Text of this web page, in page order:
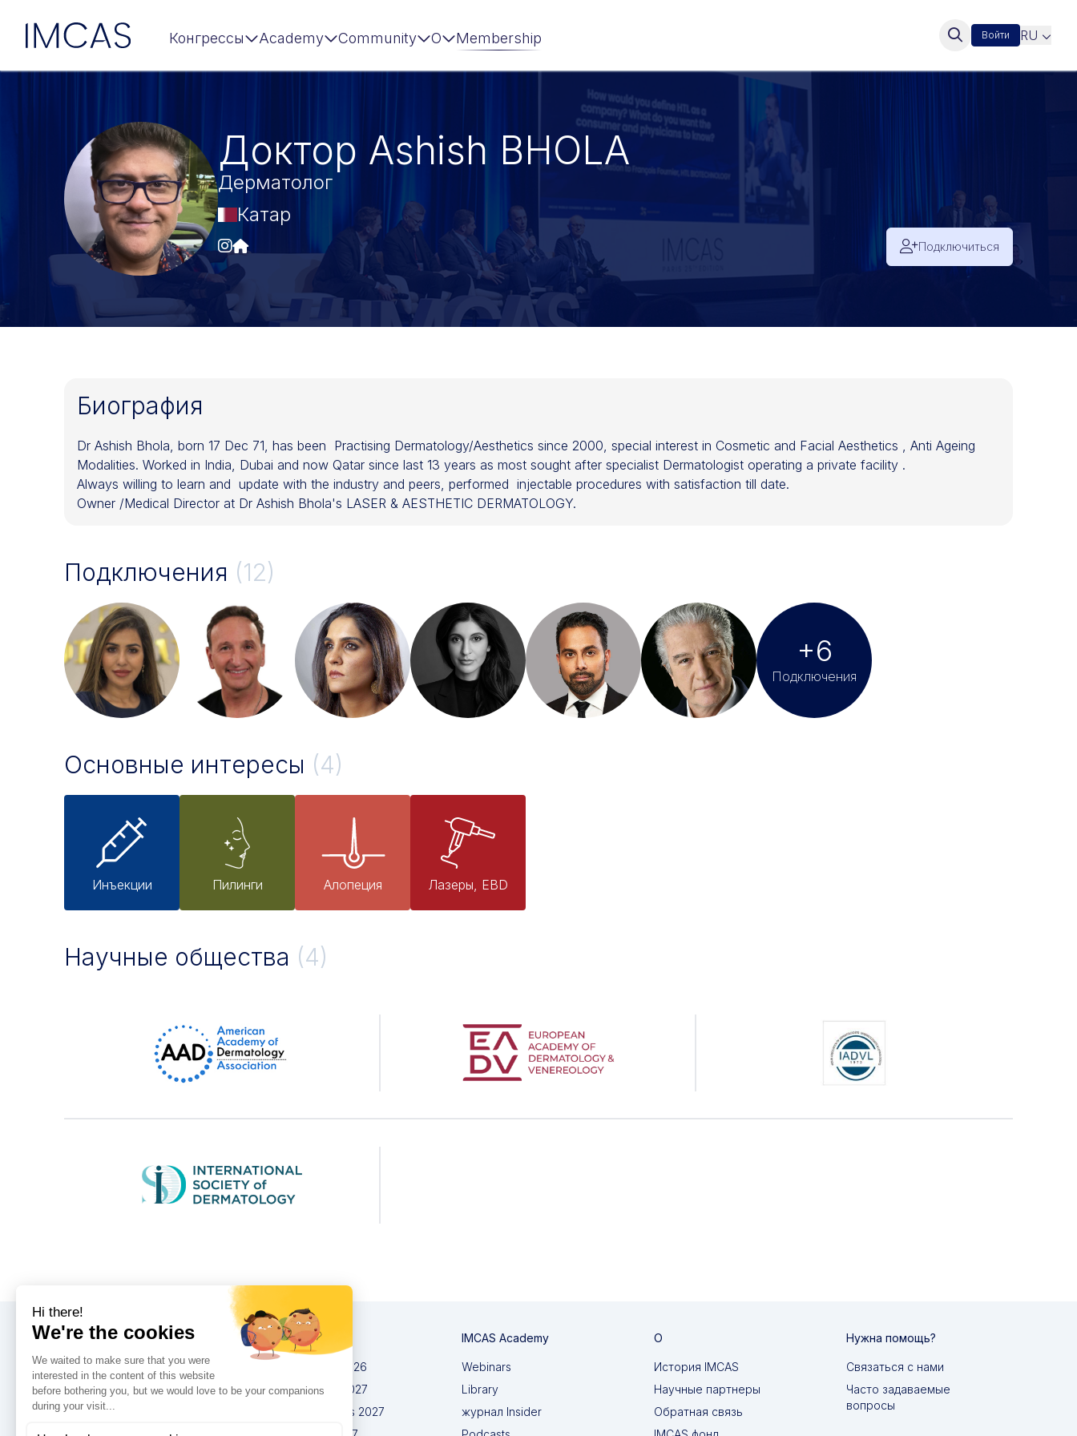
IMCAS Конгрессы Academy Community О Membership Войти RU
Доктор Ashish BHOLA
Дерматолог
Катар
Подключиться
Биография
Dr Ashish Bhola, born 17 Dec 71, has been Practising Dermatology/Aesthetics since 2000, special interest in Cosmetic and Facial Aesthetics , Anti Ageing
Modalities. Worked in India, Dubai and now Qatar since last 13 years as most sought after specialist Dermatologist operating a private facility .
Always willing to learn and update with the industry and peers, performed injectable procedures with satisfaction till date.
Owner /Medical Director at Dr Ashish Bhola's LASER & AESTHETIC DERMATOLOGY.
Подключения (12)
+6
Подключения
Основные интересы (4)
Инъекции Пилинги Алопеция Лазеры, EBD
Научные общества (4)
Конгрессы
IMCAS China 2026
IMCAS World 2027
IMCAS Americas 2027
IMCAS Academy
Webinars
Library
журнал Insider
О
История IMCAS
Научные партнеры
Обратная связь
Нужна помощь?
Связаться с нами
Часто задаваемые
вопросы